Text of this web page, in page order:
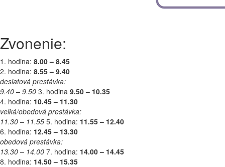
Zvonenie:
1. hodina: 8.00 – 8.45
2. hodina: 8.55 – 9.40
desiatová prestávka:
9.40 – 9.50 3. hodina 9.50 – 10.35
4. hodina: 10.45 – 11.30
veľká/obedová prestávka:
11.30 – 11.55 5. hodina: 11.55 – 12.40
6. hodina: 12.45 – 13.30
obedová prestávka:
13.30 – 14.00 7. hodina: 14.00 – 14.45
8. hodina: 14.50 – 15.35